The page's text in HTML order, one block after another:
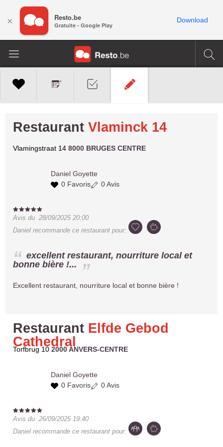
Restaurant Vlaminck 14
Vlamingstraat 148000 BRUGES CENTRE
Daniel Goyette
0 Favoris
0 Avis
Avis du28/09/2025 20:00
Daniel recommande ce restaurant pour:
excellent restaurant, nourriture local et
bonne bière !...
Excellent restaurant, nourriture local et bonne bière !
Restaurant Elfde Gebod
Cathedral
Torfbrug 102000 ANVERS-CENTRE
Daniel Goyette
0 Favoris
0 Avis
Avis du26/09/2025 19:40
Daniel recommande ce restaurant pour:
× Resto.be
Gratuite - Google Play
Download